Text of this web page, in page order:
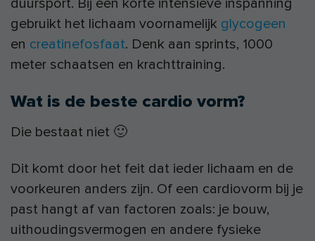
duursport. Bij een korte intensieve inspanning
gebruikt het lichaam voornamelijk glycogeen
en creatinefosfaat. Denk aan sprints, 1000
meter schaatsen en krachttraining.
Wat is de beste cardio vorm?
Die bestaat niet 🙂
Dit komt door het feit dat ieder lichaam en de
voorkeuren anders zijn. Of een cardiovorm bij je
past hangt af van factoren zoals: je bouw,
uithoudingsvermogen en andere fysieke